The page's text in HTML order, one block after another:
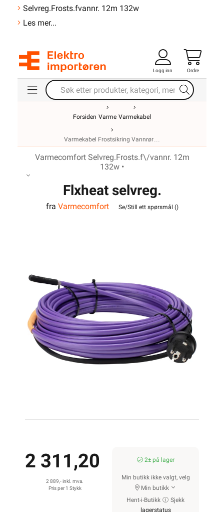
Selvreg.Frosts.fvannr. 12m 132w
Les mer...
Logg inn Ordre
Forsiden Varme Varmekabel
Varmekabel Frostsikring Vannrør
Varmecomfort Selvreg.Frosts.f\/vannr. 12m
132w •
Flxheat selvreg.
frostsikringskabel m/term.
fra Varmecomfort Se/Still ett spørsmål ()
2 311,20
2 889,- inkl. mva.
Pris per 1 Stykk
2± på lager
Min butikk ikke valgt, velg
Min butikk
Hent-i-Butikk
Sjekk
lagerstatus